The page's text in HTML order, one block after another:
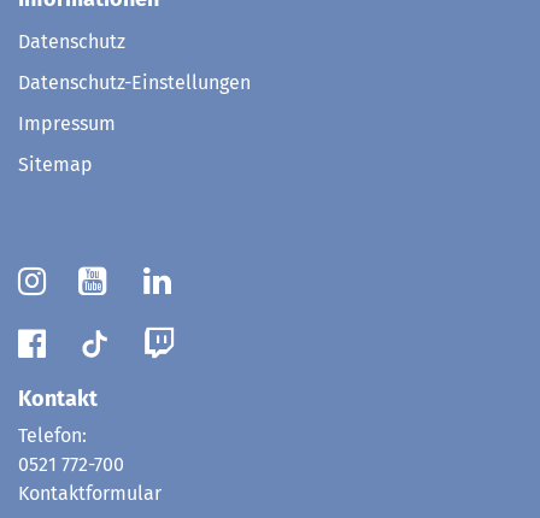
Datenschutz
Datenschutz-Einstellungen
Impressum
Sitemap
Kontakt
Telefon:
0521 772-700
Kontaktformular